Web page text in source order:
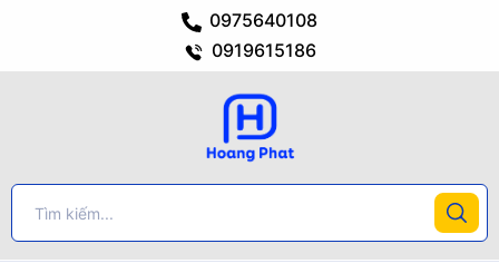
0975640108
0919615186